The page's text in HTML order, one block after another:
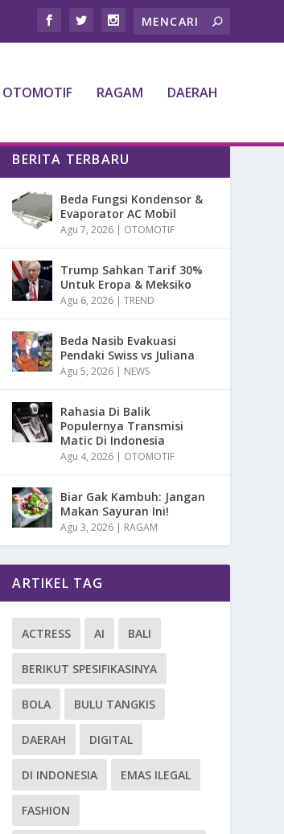
OTOMOTIF RAGAM DAERAH
BERITA TERBARU
Beda Fungsi Kondensor &
Evaporator AC Mobil
Agu 7, 2026 | OTOMOTIF
Trump Sahkan Tarif 30%
Untuk Eropa & Meksiko
Agu 6, 2026 |TREND
Beda Nasib Evakuasi
Pendaki Swiss vs Juliana
Agu 5, 2026 | NEWS
Rahasia Di Balik
Populernya Transmisi
Matic Di Indonesia
Agu 4, 2026 | OTOMOTIF
Biar Gak Kambuh: Jangan
Makan Sayuran Ini!
Agu 3, 2026 | RAGAM
ARTIKEL TAG
ACTRESS AI BALI
BERIKUT SPESIFIKASINYA
BOLA BULU TANGKIS
DAERAH DIGITAL
DI INDONESIA EMAS ILEGAL
FASHION